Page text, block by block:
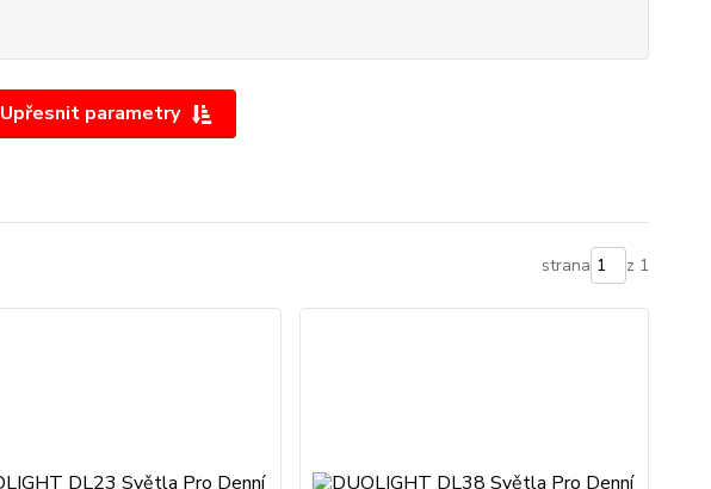
Upřesnit parametry
strana z 1